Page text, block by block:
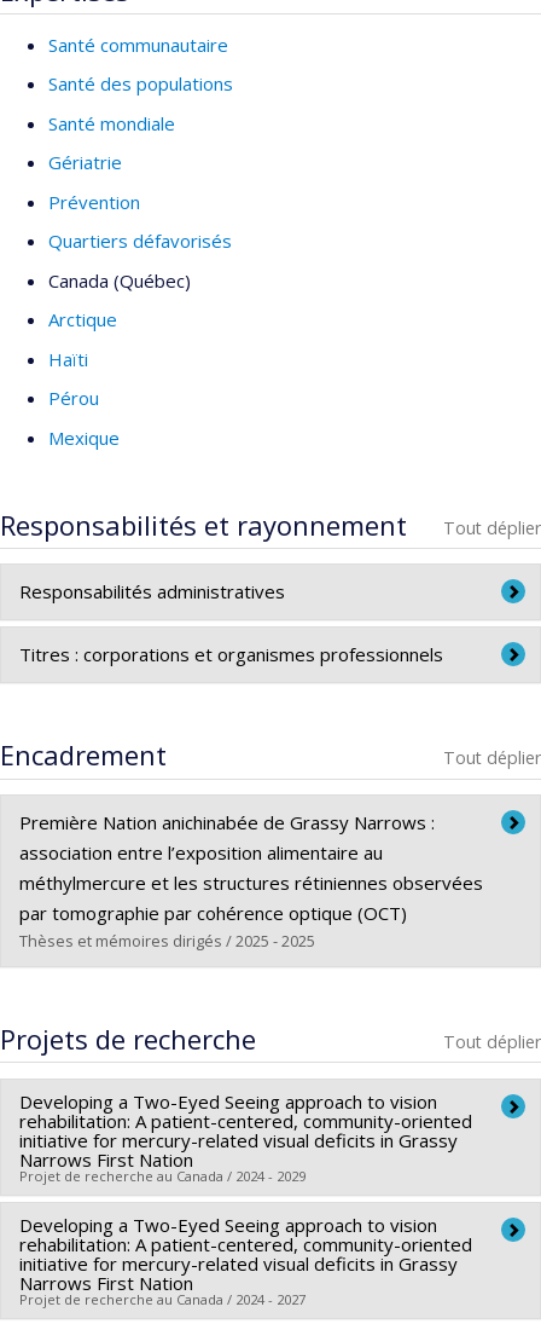
Santé communautaire
Santé des populations
Santé mondiale
Gériatrie
Prévention
Quartiers défavorisés
Canada (Québec)
Arctique
Haïti
Pérou
Mexique
Responsabilités et rayonnement Tout déplier
Responsabilités administratives
- Responsable de programme, programme d'actualisation
en optométrie (1-655-1-8)
optométrie communautaire (2-655-1-2)
universitaire de la vision): Regard collectif, optométrie
gériatrique, clinique communautaire interne
- Professeur coordonateur, Comité de pairs-aidants en
optométrie de l'UdeM (PAOUM)
Titres : corporations et organismes professionnels
- Association des optométristes du Québec
- American Academy of Optometry
Encadrement Tout déplier
Première Nation anichinabée de Grassy Narrows :
association entre l’exposition alimentaire au
méthylmercure et les structures rétiniennes observées
par tomographie par cohérence optique (OCT)
Thèses et mémoires dirigés / 2025 - 2025
Cycle :Maîtrise
Diplôme obtenu :M. Sc.
Lien vers le document dans Papyrus
Projets de recherche Tout déplier
Developing a Two-Eyed Seeing approach to vision
rehabilitation: A patient-centered, community-oriented
initiative for mercury-related visual deficits in Grassy
Narrows First Nation
Projet de recherche au Canada / 2024 - 2029
Chercheur principal : Joe Nemargut
Co-chercheurs : Benoît Tousignant,Donna Mergler,Myriam
Fillion,Aline Philibert
Sources de financement :IRSC/Instituts de recherche en
Developing a Two-Eyed Seeing approach to vision
rehabilitation: A patient-centered, community-oriented
initiative for mercury-related visual deficits in Grassy
Narrows First Nation
Projet de recherche au Canada / 2024 - 2027